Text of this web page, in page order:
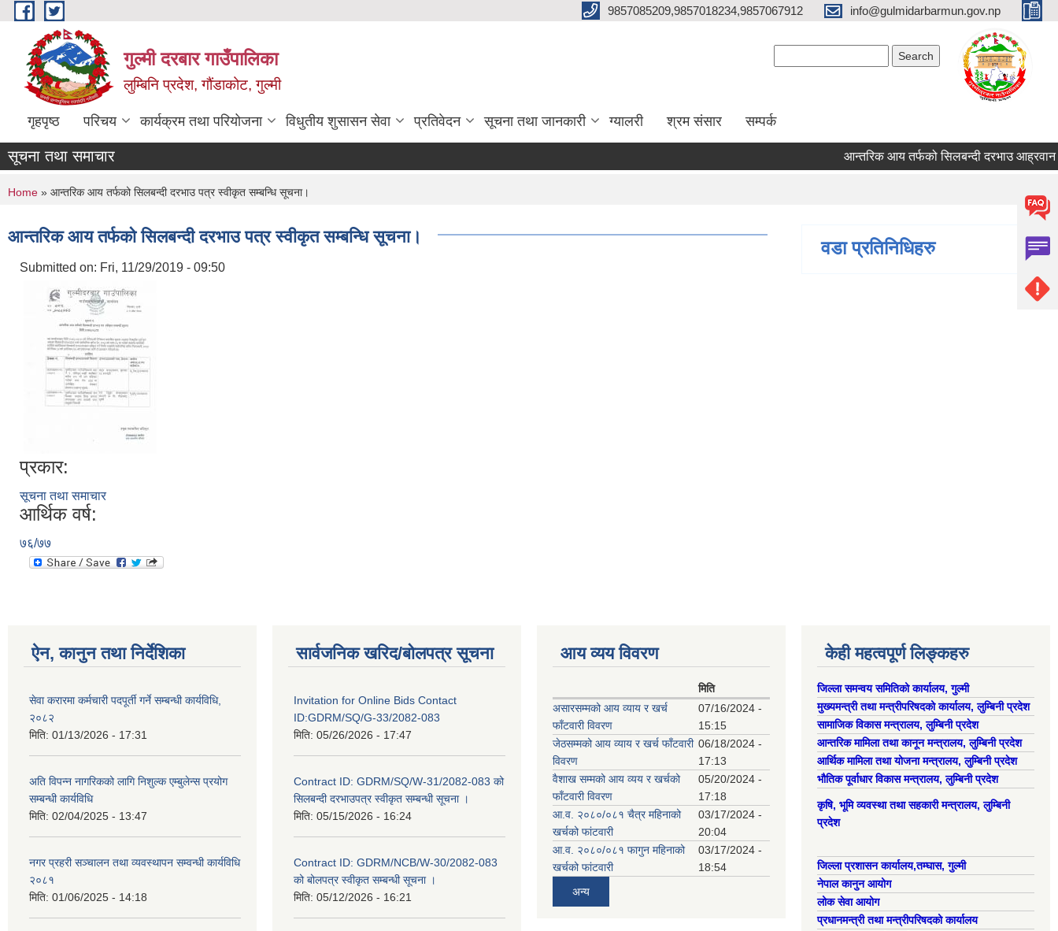
Skip to main content 9857085209,9857018234,9857067912 info@gulmidarbarmun.gov.np
गुल्मी दरबार गाउँपालिका
लुम्बिनि प्रदेश, गौंडाकोट, गुल्मी
गृहपृष्ठ परिचय कार्यक्रम तथा परियोजना विधुतीय शुसासन सेवा प्रतिवेदन सूचना तथा जानकारी ग्यालरी श्रम संसार सम्पर्क
सूचना तथा समाचार आन्तरिक आय तर्फको सिलबन्दी दरभाउ आह्रवान
You are here
Home » आन्तरिक आय तर्फको सिलबन्दी दरभाउ पत्र स्वीकृत सम्बन्धि सूचना।
आन्तरिक आय तर्फको सिलबन्दी दरभाउ पत्र स्वीकृत सम्बन्धि सूचना।
Submitted on: Fri, 11/29/2019 - 09:50
प्रकार:
सूचना तथा समाचार
आर्थिक वर्ष:
७६/७७
वडा प्रतिनिधिहरु
ऐन, कानुन तथा निर्देशिका
सेवा करारमा कर्मचारी पदपूर्ती गर्ने सम्बन्धी कार्यविधि,
२०८२
मिति: 01/13/2026 - 17:31
अति विपन्न नागरिकको लागि निशुल्क एम्बुलेन्स प्रयोग
सम्बन्धी कार्यविधि
मिति: 02/04/2025 - 13:47
नगर प्रहरी सञ्चालन तथा व्यवस्थापन सम्वन्धी कार्यविधि
२०८१
मिति: 01/06/2025 - 14:18
सार्वजनिक खरिद/बोलपत्र सूचना
Invitation for Online Bids Contact
ID:GDRM/SQ/G-33/2082-083
मिति: 05/26/2026 - 17:47
Contract ID: GDRM/SQ/W-31/2082-083 को
सिलबन्दी दरभाउपत्र स्वीकृत सम्बन्धी सूचना ।
मिति: 05/15/2026 - 16:24
Contract ID: GDRM/NCB/W-30/2082-083
को बोलपत्र स्वीकृत सम्बन्धी सूचना ।
मिति: 05/12/2026 - 16:21
आय व्यय विवरण
मिति
असारसम्मको आय व्याय र खर्च
फाँटवारी विवरण
07/16/2024 -
15:15
जेठसम्मको आय व्याय र खर्च फाँटवारी
विवरण
06/18/2024 -
17:13
वैशाख सम्मको आय व्यय र खर्चको
फाँटवारी विवरण
05/20/2024 -
17:18
आ.व. २०८०/०८१ चैत्र महिनाको
खर्चको फांटवारी
03/17/2024 -
20:04
आ.व. २०८०/०८१ फागुन महिनाको
खर्चको फांटवारी
03/17/2024 -
18:54
अन्य
केही महत्वपूर्ण लिङ्कहरु
जिल्ला समन्वय समितिको कार्यालय, गुल्मी
मुख्यमन्त्री तथा मन्त्रीपरिषदको कार्यालय, लुम्बिनी प्रदेश
सामाजिक विकास मन्त्रालय, लुम्बिनी प्रदेश
आन्तरिक मामिला तथा कानून मन्त्रालय, लुम्बिनी प्रदेश
आर्थिक मामिला तथा योजना मन्त्रालय, लुम्बिनी प्रदेश
भौतिक पूर्वाधार विकास मन्त्रालय, लुम्बिनी प्रदेश
कृषि, भूमि व्यवस्था तथा सहकारी मन्त्रालय, लुम्बिनी
प्रदेश
जिल्ला प्रशासन कार्यालय,तम्घास, गुल्मी
नेपाल कानुन आयोग
लोक सेवा आयोग
प्रधानमन्त्री तथा मन्त्रीपरिषदको कार्यालय